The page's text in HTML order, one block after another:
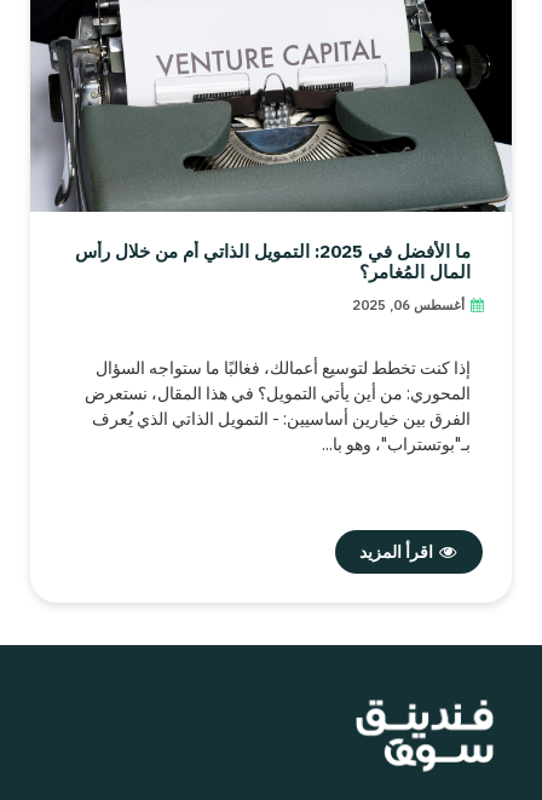
ما الأفضل في 2025: التمويل الذاتي أم من خلال رأس
المال المُغامر؟
أغسطس 06, 2025
إذا كنت تخطط لتوسيع أعمالك، فغالبًا ما ستواجه السؤال
المحوري: من أين يأتي التمويل؟ في هذا المقال، نستعرض
الفرق بين خيارين أساسيين: - التمويل الذاتي الذي يُعرف
بـ"بوتستراب"، وهو با...
اقرأ المزيد